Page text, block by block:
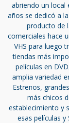
abriendo un local
años se dedicó a
producto de
comerciales hace
VHS para luego
tiendas más
películas en
amplia variedad
Estrenos,
más chicos
establecimiento y
esas películas